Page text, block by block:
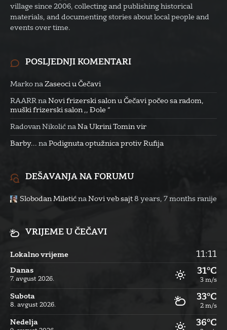
village since 2006, collecting and publishing historical
materials, and documenting stories about local people and
events over time.
POSLJEDNJI KOMENTARI
Marko na Zaseoci u Čečavi
RAARR na Novi frizerski salon u Čečavi počeo sa radom,
muški frizerski salon ,, Đole “
Radovan Nikolić na Na Ukrini Tomin vir
Barby... na Podignuta optužnica protiv Rufija
DEŠAVANJA NA FORUMU
Slobodan Miletić na Novi veb sajt 8 years, 7 months ranije
VRIJEME U ČEČAVI
Lokalno vrijeme 11:11
Danas
7. avgust 2026.
31°C
3 m/s
Subota
8. avgust 2026.
33°C
2 m/s
Nedelja 36°C